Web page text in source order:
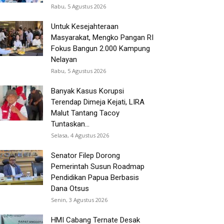
Rabu, 5 Agustus 2026
Untuk Kesejahteraan
Masyarakat, Mengko Pangan RI
Fokus Bangun 2.000 Kampung
Nelayan
Rabu, 5 Agustus 2026
Banyak Kasus Korupsi
Terendap Dimeja Kejati, LIRA
Malut Tantang Tacoy
Tuntaskan...
Selasa, 4 Agustus 2026
Senator Filep Dorong
Pemerintah Susun Roadmap
Pendidikan Papua Berbasis
Dana Otsus
Senin, 3 Agustus 2026
HMI Cabang Ternate Desak